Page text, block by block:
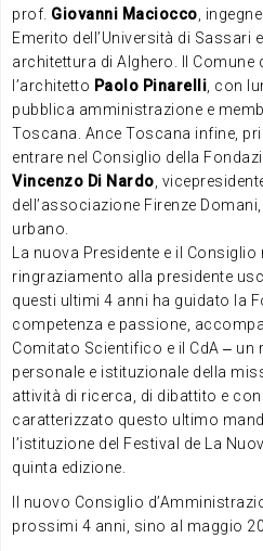
prof. Giovanni Maciocco ,
Emerito dell’Università di Sassari
architettura di Alghero. Il Comune
l’architetto Paolo Pinarelli , con
pubblica amministrazione e
Toscana. Ance Toscana infine,
entrare nel Consiglio della
Vincenzo Di Nardo ,
dell’associazione Firenze
urbano.
La nuova Presidente e il
ringraziamento alla presidente
questi ultimi 4 anni ha guidato la
competenza e passione,
Comitato Scientifico e il CdA ‒ un
personale e istituzionale della
attività di ricerca, di dibattito e
caratterizzato questo ultimo
l’istituzione del Festival de La
quinta edizione.
Il nuovo Consiglio
prossimi 4 anni, sino al maggio